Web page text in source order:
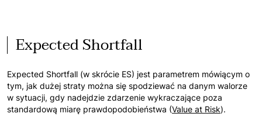
Expected Shortfall
Expected Shortfall (w skrócie ES) jest parametrem mówiącym o
tym, jak dużej straty można się spodziewać na danym walorze
w sytuacji, gdy nadejdzie zdarzenie wykraczające poza
standardową miarę prawdopodobieństwa (Value at Risk).